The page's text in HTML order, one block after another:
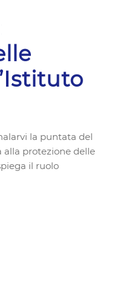
la puntata del
alla protezione delle
il ruolo